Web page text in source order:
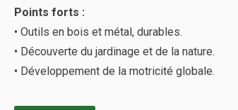
Points forts :
• Outils en bois et métal, durables.
• Découverte du jardinage et de la nature.
• Développement de la motricité globale.